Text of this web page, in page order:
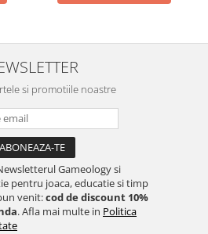
si promotiile noastre
Gameology si
pentru joaca, educatie si timp
venit:cod de discount 10%
. Afla mai multe in Politica